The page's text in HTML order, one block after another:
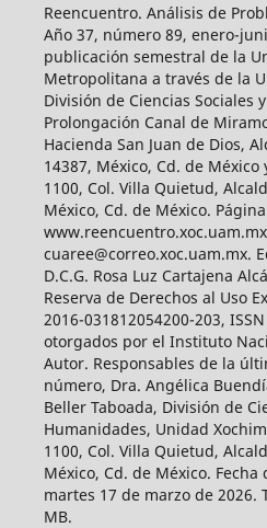
Reencuentro. Análisis de
Año 37, número 89, enero-
publicación semestral de la
Metropolitana a través de la
División de Ciencias Sociales
Prolongación Canal de
Hacienda San Juan de Dios,
14387, México, Cd. de México
1100, Col. Villa Quietud,
México, Cd. de México.
cuaree@correo.xoc.uam.mx.
D.C.G. Rosa Luz Cartajena
Reserva de Derechos al Uso
2016-031812054200-203,
otorgados por el Instituto
Autor. Responsables de la
número, Dra. Angélica
Beller Taboada, División de
Humanidades, Unidad
1100, Col. Villa Quietud,
México, Cd. de México.
martes 17 de marzo de 2026.
MB.